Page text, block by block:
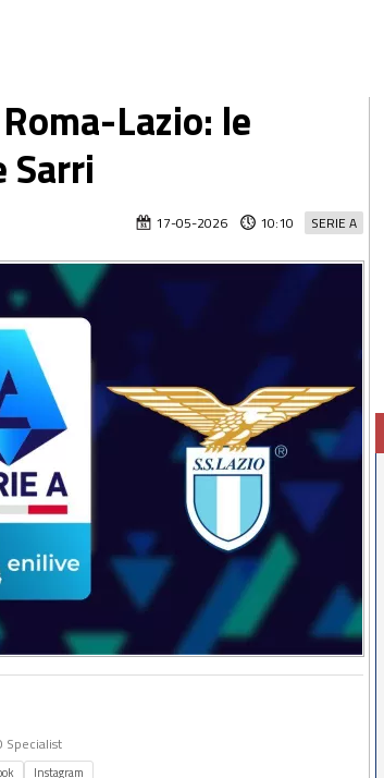
Lazio: le
Sarri
SERIE A
17-05-2026 10:10
Specialist
Instagram